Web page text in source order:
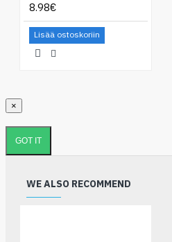
8.98€
Lisää ostoskoriin
×
GOT IT
WE ALSO RECOMMEND